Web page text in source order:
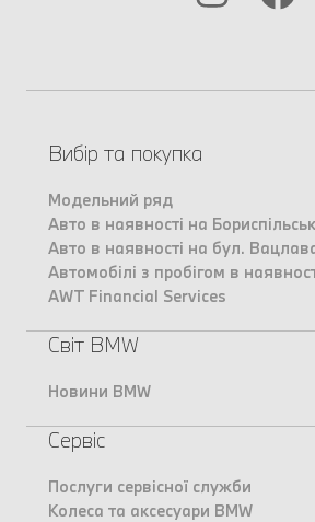
Вибір та покупка
Модельний ряд
Авто в наявності на
Авто в наявності на бул.
Автомобілі з пробігом в
AWT Financial Services
Світ BMW
Новини BMW
Сервіс
Послуги сервісної служби
Колеса та аксесуари BMW